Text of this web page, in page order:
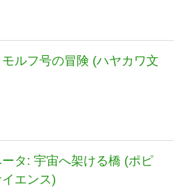
ルフ号の冒険 (ハヤカワ文
タ: 宇宙へ架ける橋 (ポピ
エンス)